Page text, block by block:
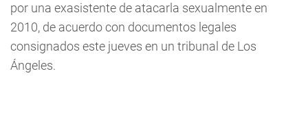
por una exasistente de atacarla sexualmente en
2010, de acuerdo con documentos legales
consignados este jueves en un tribunal de Los
Ángeles.